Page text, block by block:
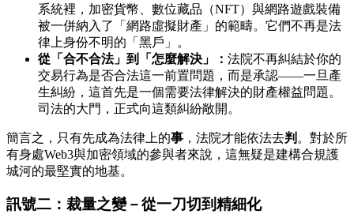
系統裡，加密貨幣、數位藏品（NFT）與網路遊戲裝備
被一併納入了「網路虛擬財產」的範疇。它們不再是法
律上身份不明的「黑戶」。
從「合不合法」到「怎麼解決」： 法院不再糾結於你的
交易行為是否合法這一前置問題，而是承認——一旦產
生糾紛，這首先是一個需要法律解決的財產權益問題。
司法的大門，正式向這類糾紛敞開。
簡言之，只有先成為法律上的事 ，法院才能依法去判 。對於所
有身處Web3與加密領域的參與者來說，這無疑是建構合規護
城河的最堅實的地基。
訊號二：裁量之變－從一刀切到精細化